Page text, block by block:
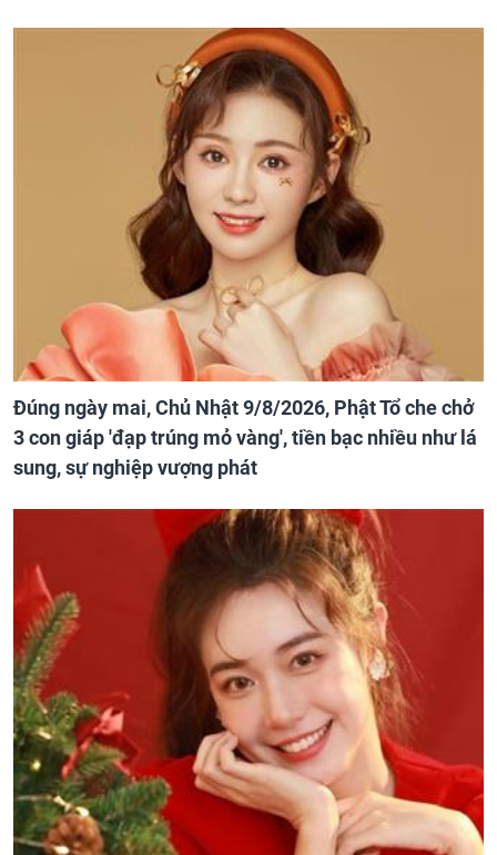
Đúng ngày mai, Chủ Nhật 9/8/2026, Phật Tổ che chở
3 con giáp 'đạp trúng mỏ vàng', tiền bạc nhiều như lá
sung, sự nghiệp vượng phát